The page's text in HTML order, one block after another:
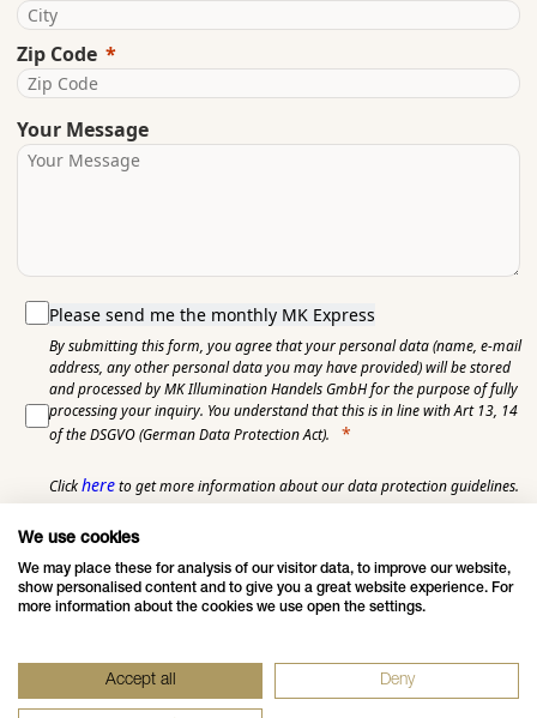
Zip Code
Your Message
Please send me the monthly MK Express
By submitting this form, you agree that your personal data (name, e-mail
address, any other personal data you may have provided) will be stored
and processed by MK Illumination Handels GmbH for the purpose of fully
processing your inquiry. You understand that this is in line with Art 13, 14
of the DSGVO (German Data Protection Act).
Clickhereto get more information about our data protection guidelines.
We use cookies
We may place these for analysis of our visitor data, to improve our website,
show personalised content and to give you a great website experience. For
more information about the cookies we use open the settings.
Accept all Deny